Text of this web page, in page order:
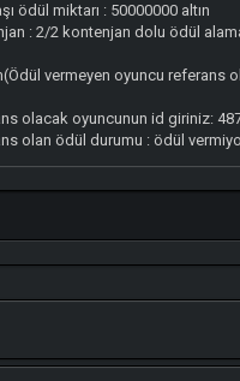
ödül miktarı : 50000000 altın
: 2/2 kontenjan dolu ödül
vermeyen oyuncu referans
olacak oyuncunun id giriniz:
olan ödül durumu : ödül